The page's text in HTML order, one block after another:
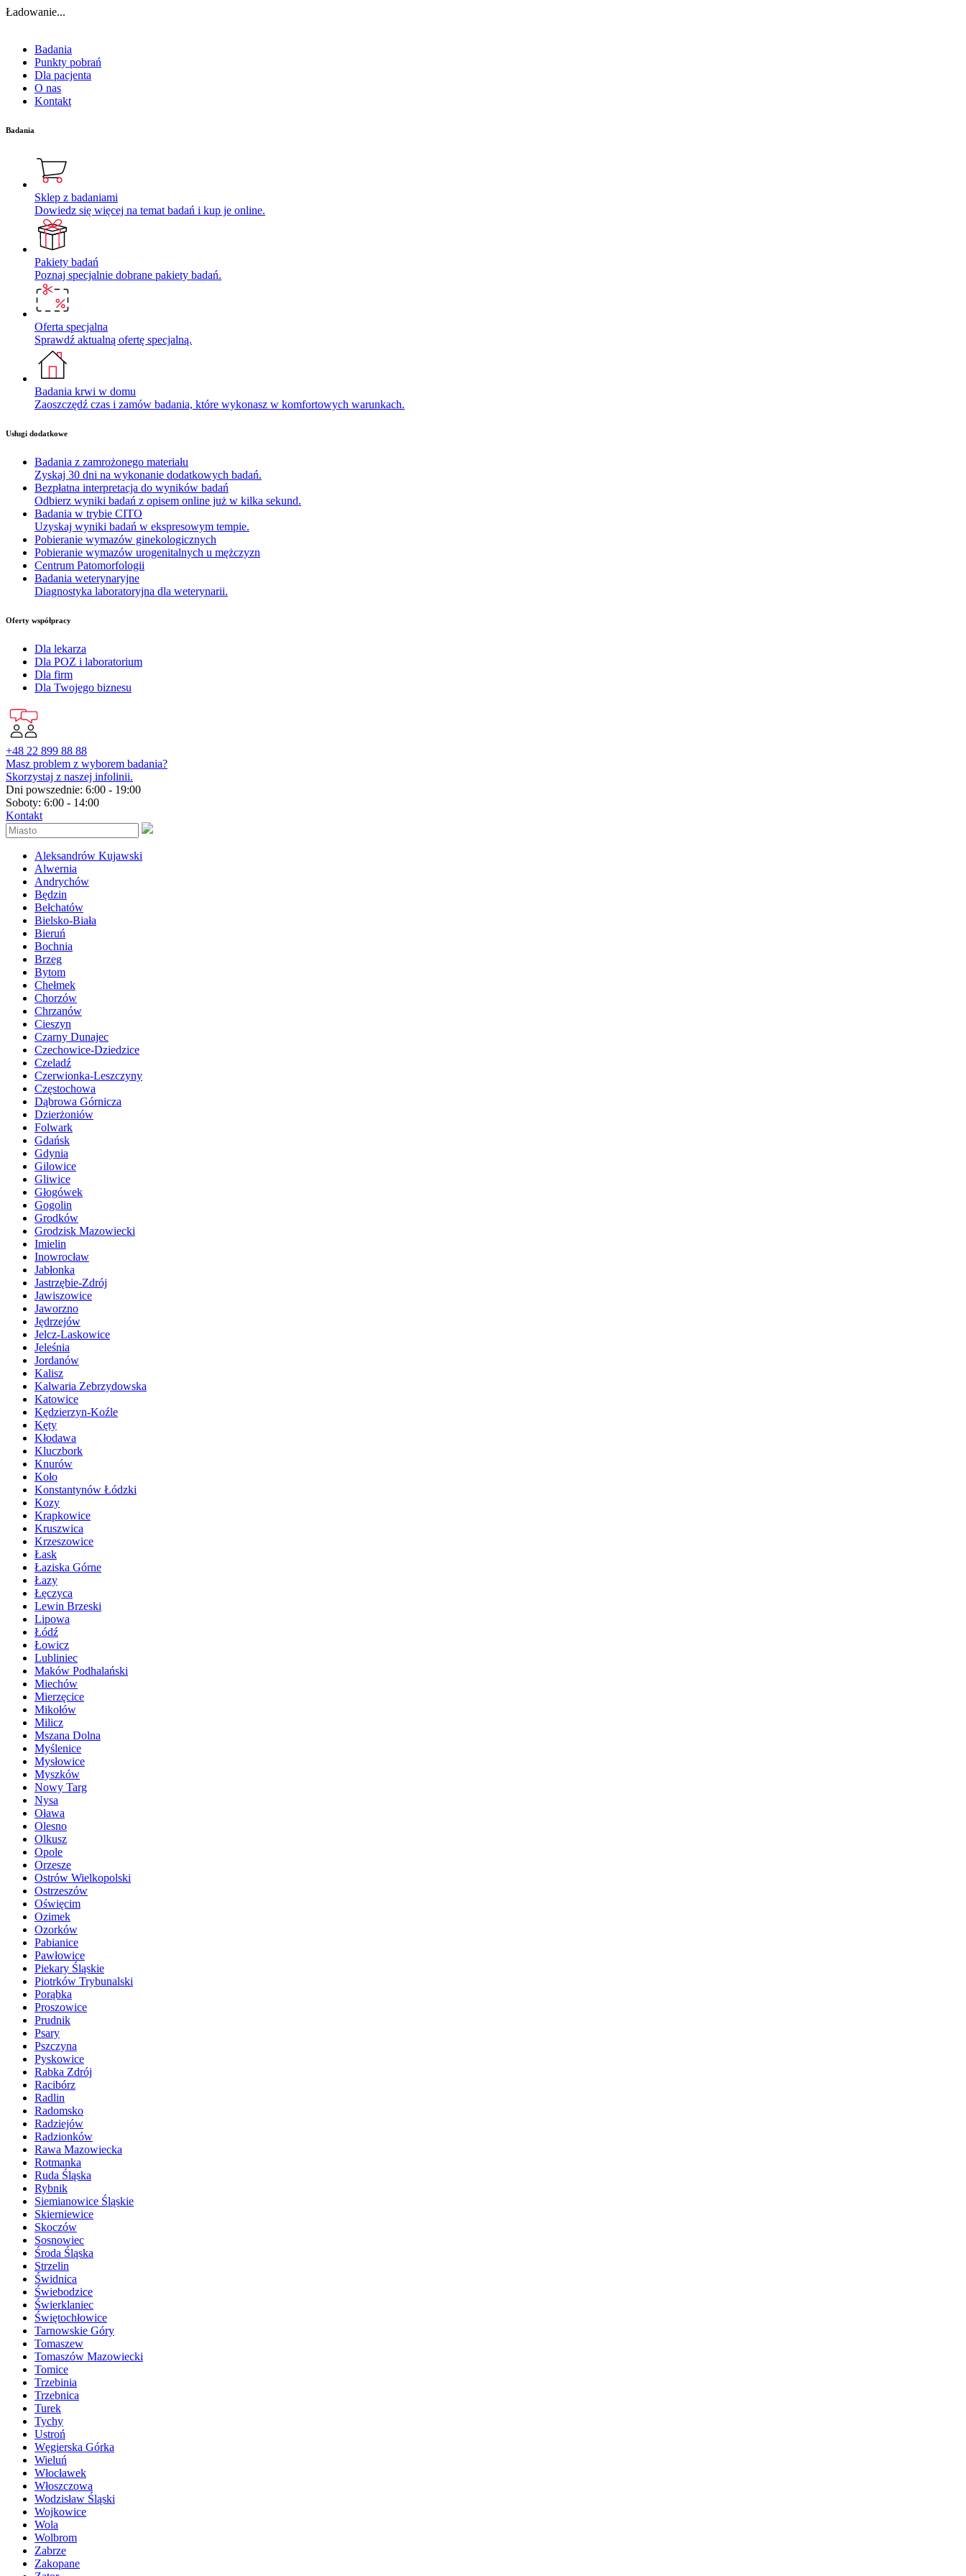
Ładowanie...
Badania
Punkty pobrań
Dla pacjenta
O nas
Kontakt
Badania
Sklep z badaniami
Dowiedz się więcej na temat badań i kup je online.
Pakiety badań
Poznaj specjalnie dobrane pakiety badań.
Oferta specjalna
Sprawdź aktualną ofertę specjalną.
Badania krwi w domu
Zaoszczędź czas i zamów badania, które wykonasz w komfortowych warunkach.
Usługi dodatkowe
Badania z zamrożonego materiału
Zyskaj 30 dni na wykonanie dodatkowych badań.
Bezpłatna interpretacja do wyników badań
Odbierz wyniki badań z opisem online już w kilka sekund.
Badania w trybie CITO
Uzyskaj wyniki badań w ekspresowym tempie.
Pobieranie wymazów ginekologicznych
Pobieranie wymazów urogenitalnych u mężczyzn
Centrum Patomorfologii
Badania weterynaryjne
Diagnostyka laboratoryjna dla weterynarii.
Oferty współpracy
Dla lekarza
Dla POZ i laboratorium
Dla firm
Dla Twojego biznesu
+48 22 899 88 88
Masz problem z wyborem badania?
Skorzystaj z naszej infolinii.
Dni powszednie: 6:00 - 19:00
Soboty: 6:00 - 14:00
Kontakt
Aleksandrów Kujawski
Alwernia
Andrychów
Będzin
Bełchatów
Bielsko-Biała
Bieruń
Bochnia
Brzeg
Bytom
Chełmek
Chorzów
Chrzanów
Cieszyn
Czarny Dunajec
Czechowice-Dziedzice
Czeladź
Czerwionka-Leszczyny
Częstochowa
Dąbrowa Górnicza
Dzierżoniów
Folwark
Gdańsk
Gdynia
Gilowice
Gliwice
Głogówek
Gogolin
Grodków
Grodzisk Mazowiecki
Imielin
Inowrocław
Jabłonka
Jastrzębie-Zdrój
Jawiszowice
Jaworzno
Jędrzejów
Jelcz-Laskowice
Jeleśnia
Jordanów
Kalisz
Kalwaria Zebrzydowska
Katowice
Kędzierzyn-Koźle
Kęty
Kłodawa
Kluczbork
Knurów
Koło
Konstantynów Łódzki
Kozy
Krapkowice
Kruszwica
Krzeszowice
Łask
Łaziska Górne
Łazy
Łęczyca
Lewin Brzeski
Lipowa
Łódź
Łowicz
Lubliniec
Maków Podhalański
Miechów
Mierzęcice
Mikołów
Milicz
Mszana Dolna
Myślenice
Mysłowice
Myszków
Nowy Targ
Nysa
Oława
Olesno
Olkusz
Opole
Orzesze
Ostrów Wielkopolski
Ostrzeszów
Oświęcim
Ozimek
Ozorków
Pabianice
Pawłowice
Piekary Śląskie
Piotrków Trybunalski
Porąbka
Proszowice
Prudnik
Psary
Pszczyna
Pyskowice
Rabka Zdrój
Racibórz
Radlin
Radomsko
Radziejów
Radzionków
Rawa Mazowiecka
Rotmanka
Ruda Śląska
Rybnik
Siemianowice Śląskie
Skierniewice
Skoczów
Sosnowiec
Środa Śląska
Strzelin
Świdnica
Świebodzice
Świerklaniec
Świętochłowice
Tarnowskie Góry
Tomaszew
Tomaszów Mazowiecki
Tomice
Trzebinia
Trzebnica
Turek
Tychy
Ustroń
Węgierska Górka
Wieluń
Włocławek
Włoszczowa
Wodzisław Śląski
Wojkowice
Wola
Wolbrom
Zabrze
Zakopane